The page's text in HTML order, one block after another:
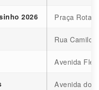
2026 Praça
Rua Camilo
Avenida
Avenida dos